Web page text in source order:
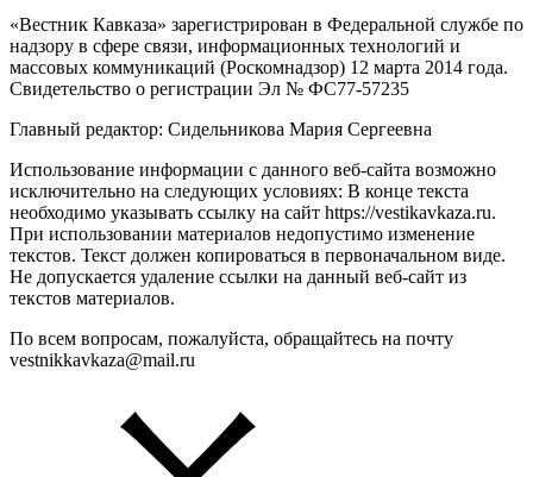
«Вестник Кавказа» зарегистрирован в Федеральной службе по
надзору в сфере связи, информационных технологий и
массовых коммуникаций (Роскомнадзор) 12 марта 2014 года.
Свидетельство о регистрации Эл № ФС77-57235
Главный редактор: Сидельникова Мария Сергеевна
Использование информации с данного веб-сайта возможно
исключительно на следующих условиях: В конце текста
необходимо указывать ссылку на сайт https://vestikavkaza.ru.
При использовании материалов недопустимо изменение
текстов. Текст должен копироваться в первоначальном виде.
Не допускается удаление ссылки на данный веб-сайт из
текстов материалов.
По всем вопросам, пожалуйста, обращайтесь на почту
vestnikkavkaza@mail.ru